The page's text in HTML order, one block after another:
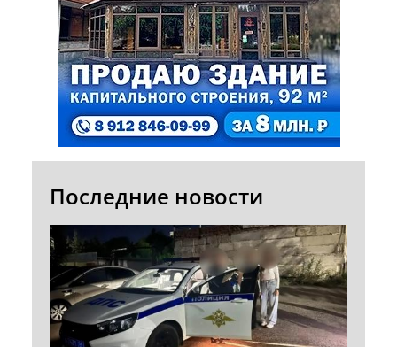
Последние новости